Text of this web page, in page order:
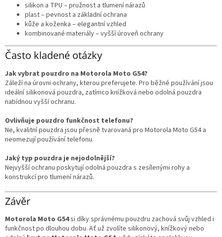
silikon a TPU – pružnost a tlumení nárazů
plast – pevnost a základní ochrana
kůže a koženka – elegantní vzhled
kombinované materiály – vyšší úroveň ochrany
Často kladené otázky
Jak vybrat pouzdro na Motorola Moto G54?
Záleží na úrovni ochrany, kterou preferujete. Pro běžné používání jsou
ideální silikonová pouzdra, zatímco knížková nebo odolná pouzdra
nabídnou vyšší ochranu.
Ovlivňuje pouzdro funkčnost telefonu?
Ne, kvalitní pouzdra jsou přesně tvarovaná pro Motorola Moto G54 a
neomezují používání telefonu.
Jaký typ pouzdra je nejodolnější?
Nejvyšší ochranu poskytují odolná pouzdra s zesílenými rohy a
konstrukcí pro tlumení nárazů.
Závěr
Motorola Moto G54si díky správnému pouzdru zachová svůj vzhled i
funkčnost po dlouhou dobu. Ať už zvolíte silikonový, knížkový nebo